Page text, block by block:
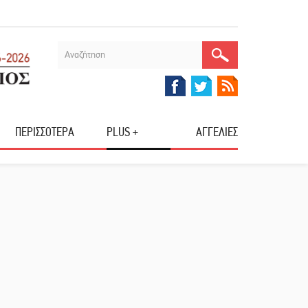
ΠΕΡΙΣΣΟΤΕΡΑ PLUS + ΑΓΓΕΛΙΕΣ